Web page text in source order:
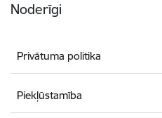
Noderīgi
Privātuma politika
Piekļūstamība